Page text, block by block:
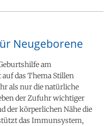
Neugeborene
am
das Thema Stillen
als nur die natürliche
der Zufuhr wichtiger
der körperlichen Nähe die
das Immunsystem,